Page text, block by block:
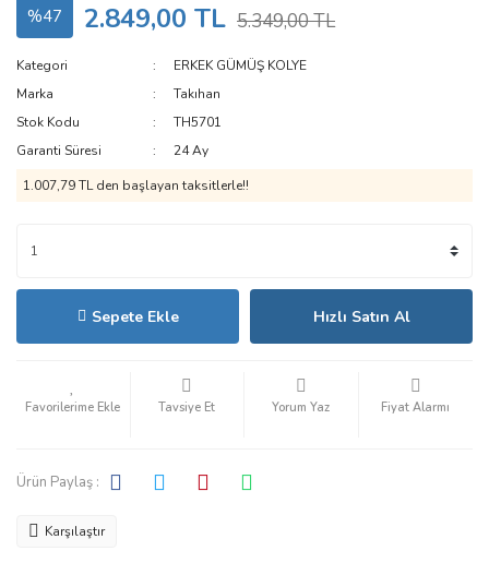
%47 2.849,00 TL 5.349,00 TL
Kategori
ERKEK GÜMÜŞ KOLYE
Marka
Takıhan
Stok Kodu
TH5701
Garanti Süresi
24 Ay
1.007,79 TL den başlayan taksitlerle!!
Sepete Ekle Hızlı Satın Al
Tavsiye Et Yorum Yaz Fiyat Alarmı
Ürün Paylaş :
Karşılaştır